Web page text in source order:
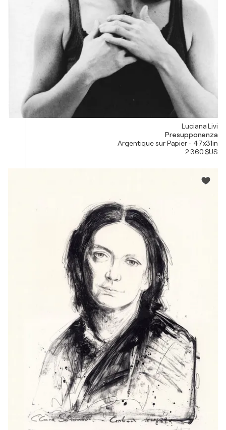
Luciana Livi
Presupponenza
Argentique sur Papier - 47x31in
2 360 $US